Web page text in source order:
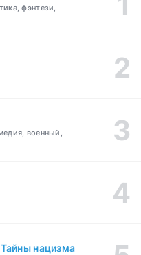
фэнтези,
военный,
нацизма